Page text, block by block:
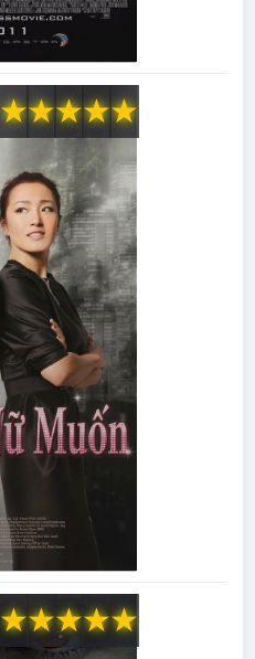
★
★
★
★
★
★
★
★
★
★